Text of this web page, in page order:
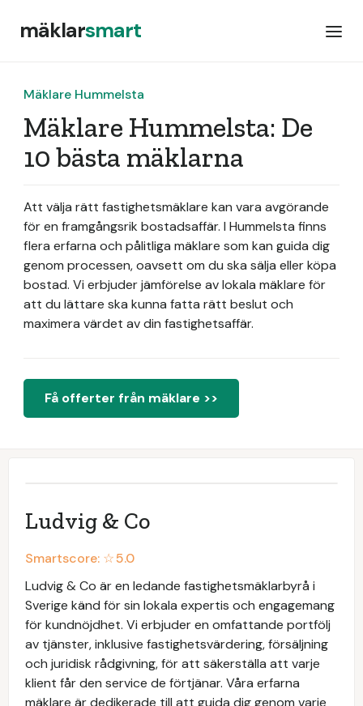
mäklarsmart
Mäklare Hummelsta
Mäklare Hummelsta: De
10 bästa mäklarna
Att välja rätt fastighetsmäklare kan vara avgörande
för en framgångsrik bostadsaffär. I Hummelsta finns
flera erfarna och pålitliga mäklare som kan guida dig
genom processen, oavsett om du ska sälja eller köpa
bostad. Vi erbjuder jämförelse av lokala mäklare för
att du lättare ska kunna fatta rätt beslut och
maximera värdet av din fastighetsaffär.
Få offerter från mäklare >>
Ludvig & Co
Smartscore: ☆5.0
Ludvig & Co är en ledande fastighetsmäklarbyrå i
Sverige känd för sin lokala expertis och engagemang
för kundnöjdhet. Vi erbjuder en omfattande portfölj
av tjänster, inklusive fastighetsvärdering, försäljning
och juridisk rådgivning, för att säkerställa att varje
klient får den service de förtjänar. Våra erfarna
mäklare är dedikerade till att guida dig genom varje